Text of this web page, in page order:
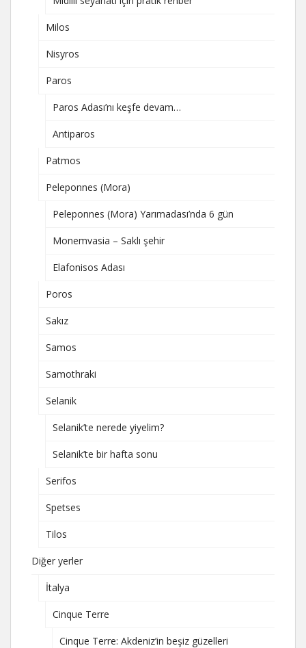
Milos
Nisyros
Paros
Paros Adası’nı keşfe devam…
Antiparos
Patmos
Peleponnes (Mora)
Peleponnes (Mora) Yarımadası’nda 6 gün
Monemvasia – Saklı şehir
Elafonisos Adası
Poros
Sakız
Samos
Samothraki
Selanik
Selanik’te nerede yiyelim?
Selanik’te bir hafta sonu
Serifos
Spetses
Tilos
Diğer yerler
İtalya
Cinque Terre
Cinque Terre: Akdeniz’in beşiz güzelleri